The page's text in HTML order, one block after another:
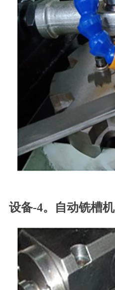
设备-4。自动铣槽机